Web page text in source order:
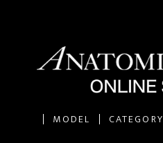
MODEL CATEGORY